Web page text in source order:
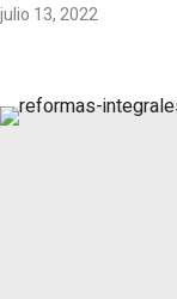
julio 13, 2022